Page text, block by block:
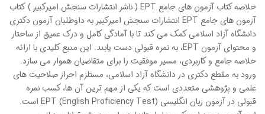
خلاصه کتاب آزمون های جامع EPT ( ناشر انتشارات سنجش امیرکبیر ) کتاب
آزمون های جامع EPT انتشارات سنجش امیرکبیر به داوطلبان آزمون دکتری
دانشگاه آزاد اسلامی کمک می کند تا با آمادگی کامل و درک عمیق از ساختار
و محتوای آزمون EPT، به نمره قبولی دست یابند. این منبع کلیدی با ارائه
خلاصه جامع و کاربردی، مسیر موفقیت را برای متقاضیان هموار می سازد.
ورود به مقطع دکتری در دانشگاه آزاد اسلامی، مستلزم احراز صلاحیت های
علمی و پژوهشی متعددی است که یکی از مهم ترین آن ها، کسب نمره
قبولی در آزمون زبان انگلیسی EPT (English Proficiency Test) است.